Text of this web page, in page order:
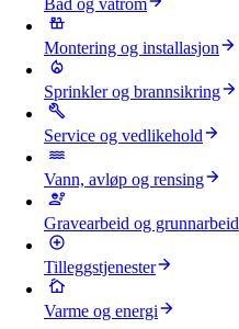
Montering og installasjon
Sprinkler og brannsikring
Service og vedlikehold
Vann, avløp og rensing
Gravearbeid og grunnarbeid
Tilleggstjenester
Varme og energi